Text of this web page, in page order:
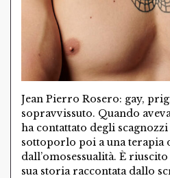
Jean Pierro Rosero: gay,
sopravvissuto. Quando
ha contattato degli
sottoporlo poi a una terapia
dall’omosessualità. È
sua storia raccontata dallo scrittore Cristian